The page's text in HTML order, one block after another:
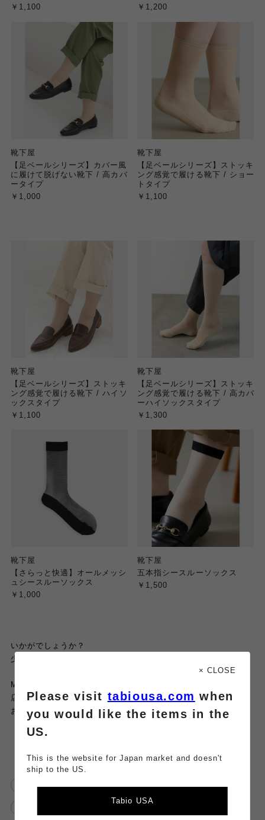
￥1,100
￥1,200
靴下屋
【足ベールシリーズ】カバー風
に履けて脱げない靴下 / 高カバ
ータイプ
￥1,000
靴下屋
【足ベールシリーズ】ストッキ
ング感覚で履ける靴下 / ショー
トタイプ
￥1,100
靴下屋
【足ベールシリーズ】ストッキ
ング感覚で履ける靴下 / ハイソ
ックスタイプ
￥1,100
靴下屋
【足ベールシリーズ】ストッキ
ング感覚で履ける靴下 / 高カバ
ーハイソックスタイプ
￥1,300
靴下屋
【さらっと快適】オールメッシ
ュシースルーソックス
￥1,000
靴下屋
五本指シースルーソックス
￥1,500
いかがでしょうか？
少しでも参考になったら嬉しいです♪
MARK ISみなとみらい店では、
店頭にない商品のお取り寄せを1足から無料で承っております🚚
お求めの際はお気軽に、スタッフにお声がけくださいませ🙋‍♀️
× CLOSE
Please visit tabiousa.com when
you would like the items in the
US.
This is the website for Japan market and doesn't
ship to the US.
Tabio USA